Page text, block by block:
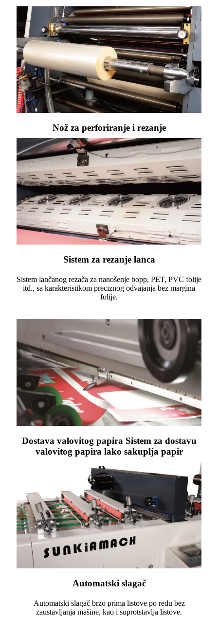
Nož za perforiranje i rezanje
Sistem za rezanje lanca
Sistem lančanog rezača za nanošenje bopp, PET, PVC folije
itd., sa karakteristikom preciznog odvajanja bez margina
folije.
Dostava valovitog papira Sistem za dostavu
valovitog papira lako sakuplja papir
Automatski slagač
Automatski slagač brzo prima listove po redu bez
zaustavljanja mašine, kao i suprotstavlja listove.